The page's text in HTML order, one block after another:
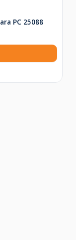
PC 25088